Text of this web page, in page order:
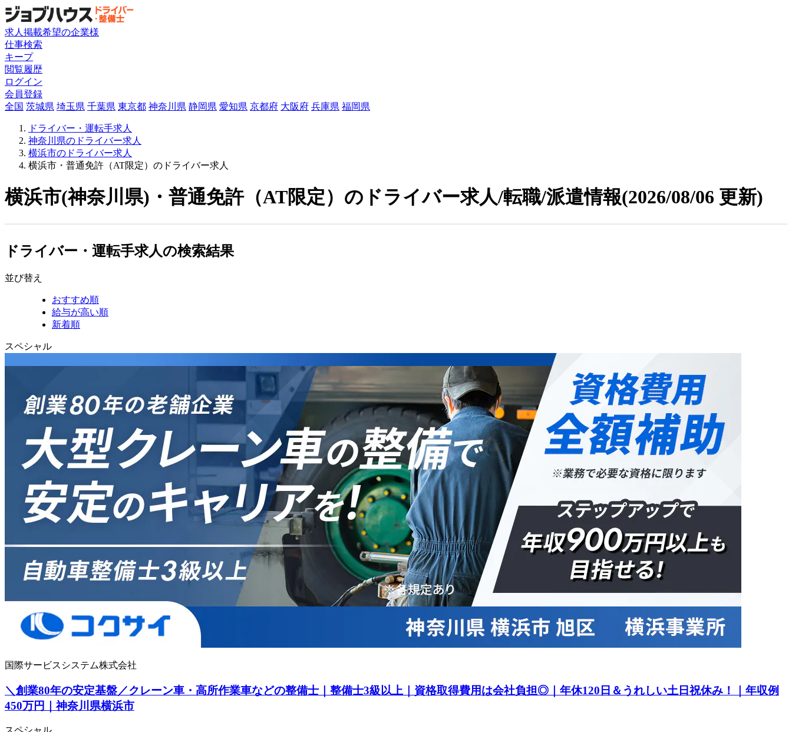
求人掲載希望の企業様
仕事検索
キープ
閲覧履歴
ログイン
会員登録
全国 茨城県 埼玉県 千葉県 東京都 神奈川県 静岡県 愛知県 京都府 大阪府 兵庫県 福岡県
ドライバー・運転手求人
神奈川県のドライバー求人
横浜市のドライバー求人
横浜市・普通免許（AT限定）のドライバー求人
横浜市(神奈川県)・普通免許（AT限定）のドライバー求人/転職/派遣情報(2026/08/06 更新)
ドライバー・運転手求人の検索結果
並び替え
おすすめ順
給与が高い順
新着順
スペシャル
国際サービスシステム株式会社
＼創業80年の安定基盤／クレーン車・高所作業車などの整備士｜整備士3級以上｜資格取得費用は会社負担◎｜年休120日＆うれしい土日祝休み！｜年収例
450万円｜神奈川県横浜市